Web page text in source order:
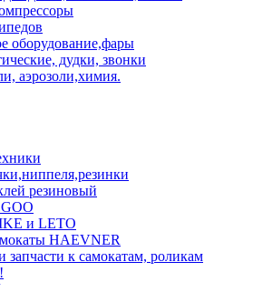
оборудование,фары
дудки, звонки
аэрозоли,химия.
резиновый
и LETO
HAEVNER
к самокатам, роликам